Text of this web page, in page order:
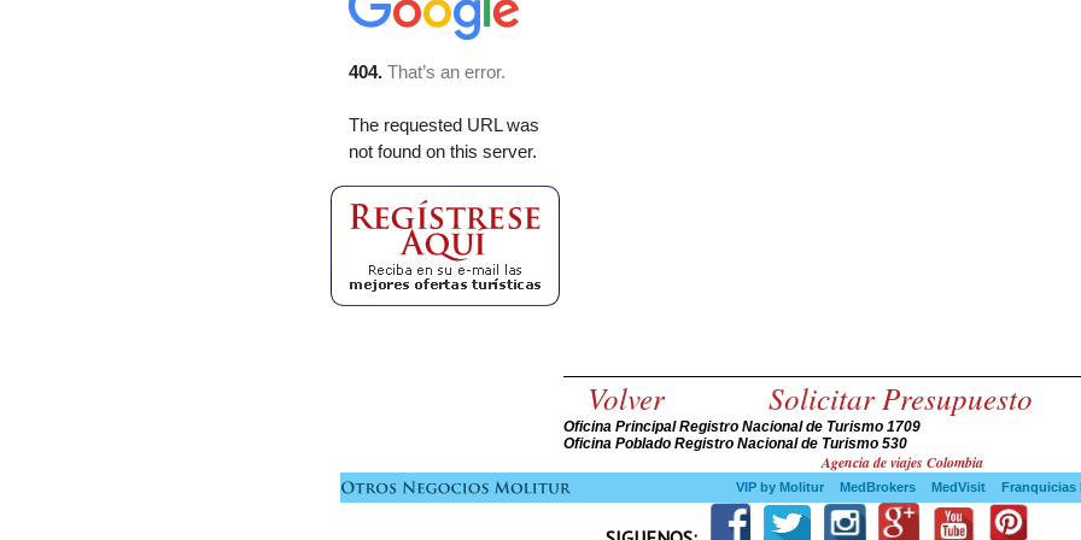
Volver Solicitar Presupuesto
Oficina Principal Registro Nacional de Turismo 1709
Oficina Poblado Registro Nacional de Turismo 530
Agencia de viajes Colombia
VIP by Molitur MedBrokers MedVisit Franquicias